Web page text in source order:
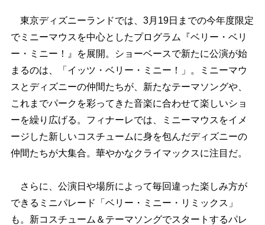
東京ディズニーランドでは、3月19日までの今年度限定
でミニーマウスを中心としたプログラム『ベリー・ベリ
ー・ミニー！』を展開。ショーベースで新たに公演が始
まるのは、「イッツ・ベリー・ミニー！」。ミニーマウ
スとディズニーの仲間たちが、新たなテーマソングや、
これまでパークを彩ってきた音楽に合わせて楽しいショ
ーを繰り広げる。フィナーレでは、ミニーマウスをイメ
ージした新しいコスチュームに身を包んだディズニーの
仲間たちが大集合。華やかなクライマックスに注目だ。
さらに、公演日や場所によって毎回違った楽しみ方が
できるミニパレード「ベリー・ミニー・リミックス」
も。新コスチューム＆テーマソングでスタートするパレ